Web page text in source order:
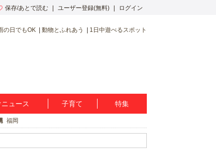
保存/あとで読む ユーザー登録(無料) ログイン
の日でもOK 動物とふれあう 1日中遊べるスポット
ュース 子育て 特集
福岡